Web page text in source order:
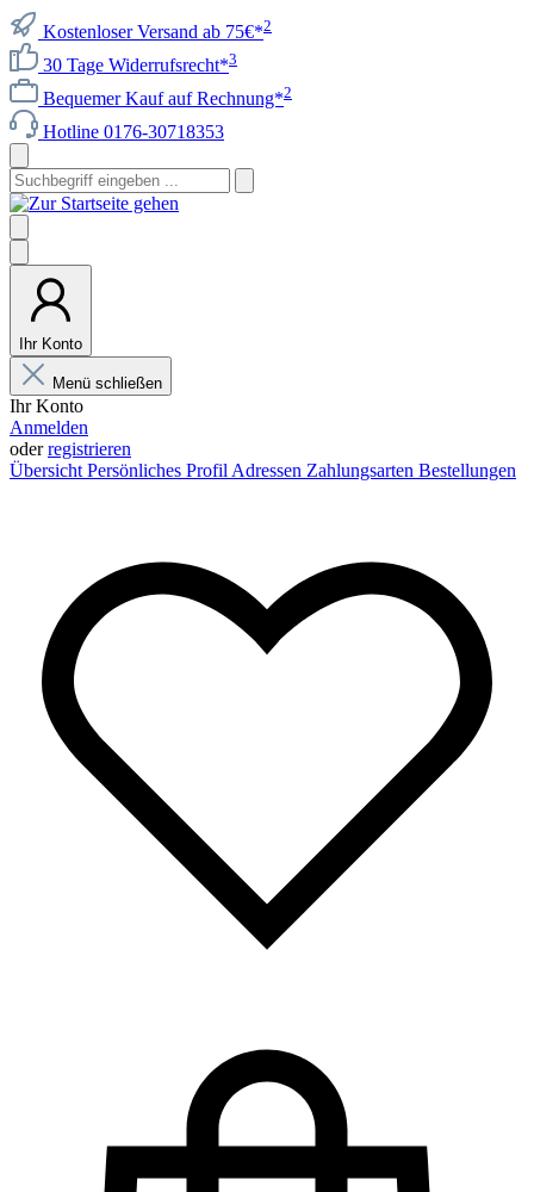
Kostenloser Versand ab 75€*2
30 Tage Widerrufsrecht*3
Bequemer Kauf auf Rechnung*2
Hotline 0176-30718353
Ihr Konto
Menü schließen
Ihr Konto
Anmelden
oderregistrieren
Übersicht Persönliches Profil Adressen Zahlungsarten Bestellungen